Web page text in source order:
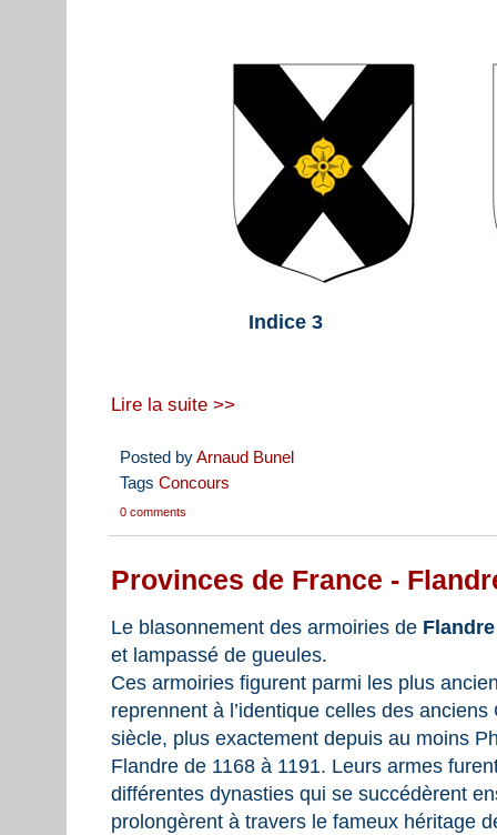
Indice 3
Lire la suite >>
Posted byArnaud Bunel
Tags Concours
0 comments
Provinces de France -
Le blasonnement des armoiries de
et lampassé de gueules.
Ces armoiries figurent parmi les plus
reprennent à l’identique celles des
siècle, plus exactement depuis au moins
Flandre de 1168 à 1191. Leurs armes
différentes dynasties qui se succédèrent
prolongèrent à travers le fameux héritage